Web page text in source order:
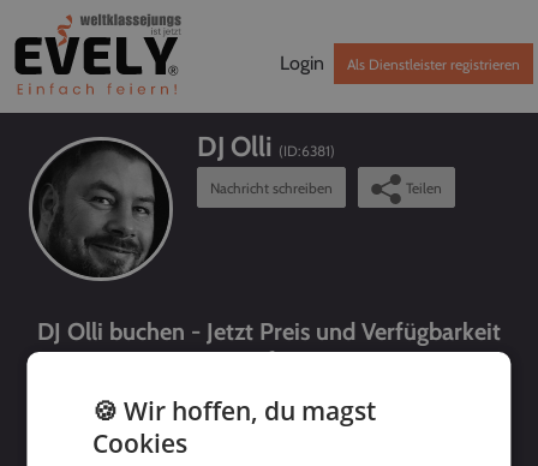
Login Als Dienstleister registrieren
DJ Olli (ID:6381)
Nachricht schreiben Teilen
DJ Olli buchen - Jetzt Preis und Verfügbarkeit
prüfen!
🍪 Wir hoffen, du magst
Cookies